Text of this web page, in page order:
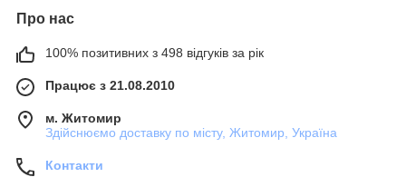
Про нас
100% позитивних з 498 відгуків за рік
Працює з 21.08.2010
м. Житомир
Здійснюємо доставку по місту, Житомир, Україна
Контакти